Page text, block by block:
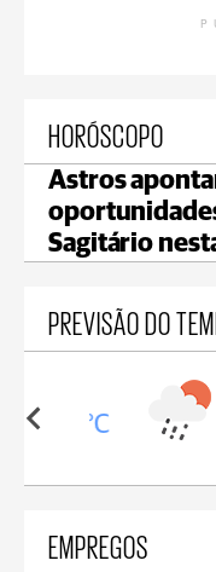
HORÓSCOPO
Astros
Sagitário
PREVISÃO DO
18°C
EMPREGOS